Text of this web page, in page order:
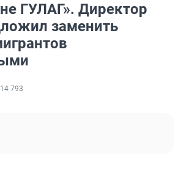
ГУЛАГ». Директор
заменить
14 793